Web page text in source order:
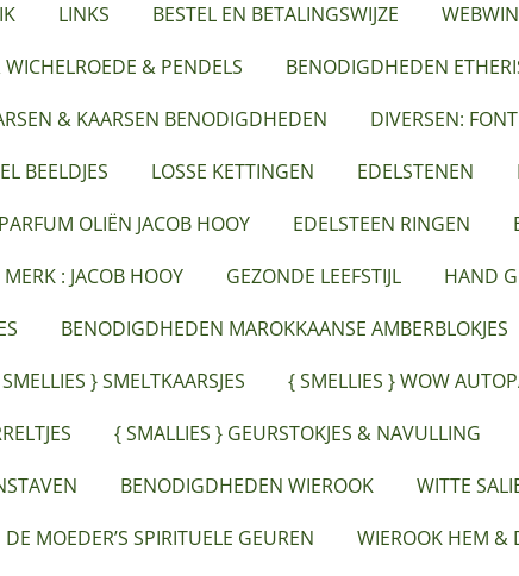
LINKS BESTEL EN BETALINGSWIJZE
& PENDELS
BENODIGDHEDEN
& KAARSEN BENODIGDHEDEN
DIVERSEN:
BEELDJES LOSSE KETTINGEN EDELSTENEN
PARFUM OLIËN JACOB HOOY EDELSTEEN RINGEN
: JACOB HOOY
GEZONDE LEEFSTIJL
HAND
BENODIGDHEDEN MAROKKAANSE AMBERBLOKJES
} SMELTKAARSJES
{ SMELLIES } WOW
{ SMALLIES } GEURSTOKJES & NAVULLING
BENODIGDHEDEN WIEROOK
WITTE
DE MOEDER’S SPIRITUELE GEUREN WIEROOK HEM &